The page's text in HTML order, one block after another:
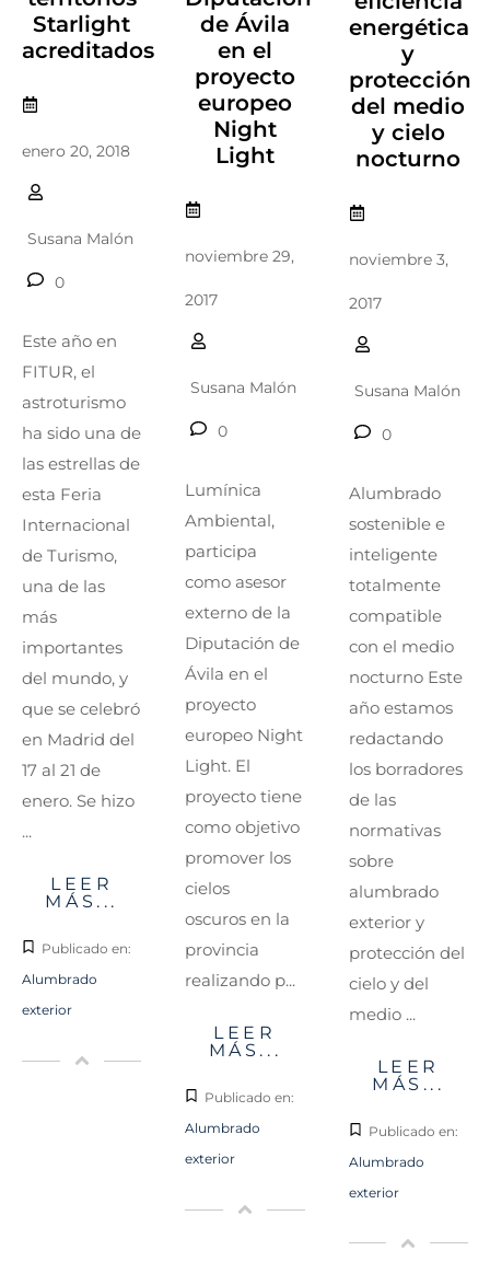
Starlight
acreditados
enero 20, 2018
Susana Malón
0
Este año en
FITUR, el
astroturismo
ha sido una de
las estrellas de
esta Feria
Internacional
de Turismo,
una de las
más
importantes
del mundo, y
que se celebró
en Madrid del
17 al 21 de
enero. Se hizo
...
LEER
MÁS...
Publicado en:
Alumbrado
exterior
de Ávila
en el
proyecto
europeo
Night
Light
noviembre 29,
2017
Susana Malón
0
Lumínica
Ambiental,
participa
como asesor
externo de la
Diputación de
Ávila en el
proyecto
europeo Night
Light. El
proyecto tiene
como objetivo
promover los
cielos
oscuros en la
provincia
realizando p...
LEER
MÁS...
Publicado en:
Alumbrado
exterior
energética
y
protección
del medio
y cielo
nocturno
noviembre 3,
2017
Susana Malón
0
Alumbrado
sostenible e
inteligente
totalmente
compatible
con el medio
nocturno Este
año estamos
redactando
los borradores
de las
normativas
sobre
alumbrado
exterior y
protección del
cielo y del
medio ...
LEER
MÁS...
Publicado en:
Alumbrado
exterior